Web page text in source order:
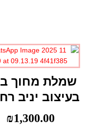
שמלת מחוך
בעיצוב יניב
₪1,300.00